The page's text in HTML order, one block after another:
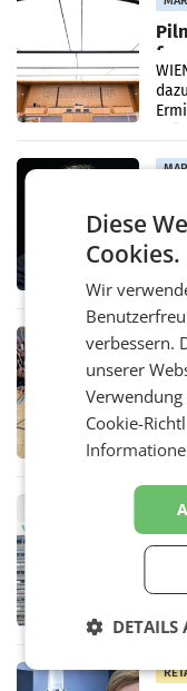
des
Der
Diese
Cookies.
Wir
verbessern.
unserer
Cookie-
DETAILS